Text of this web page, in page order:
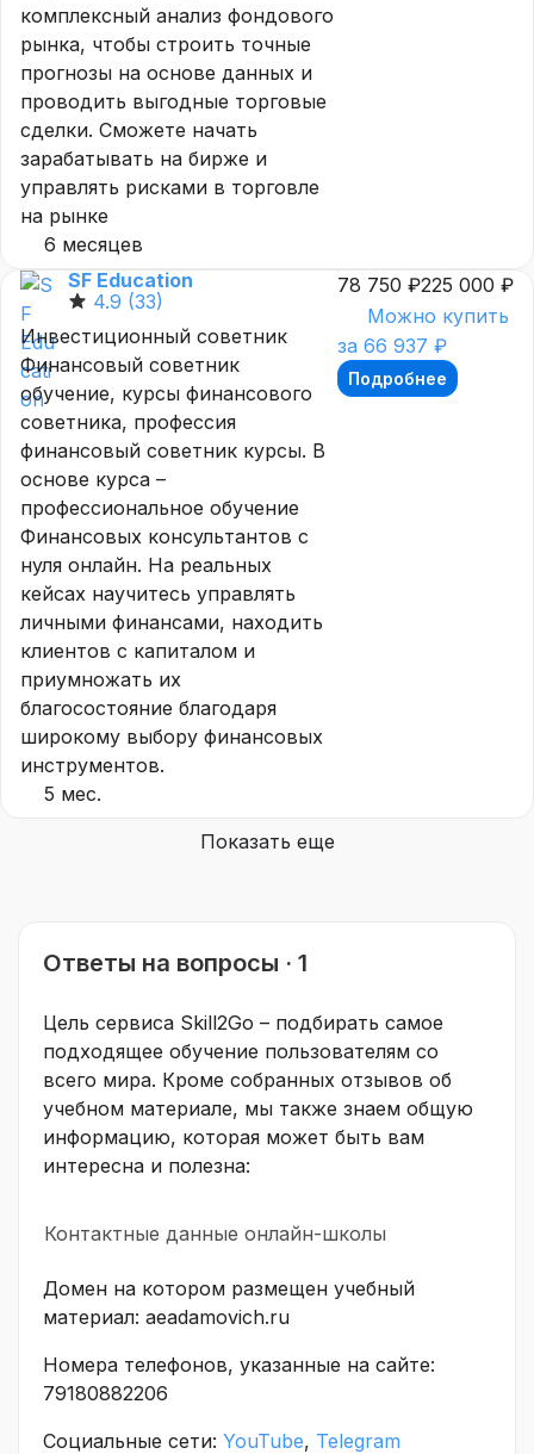
комплексный анализ фондового
рынка, чтобы строить точные
прогнозы на основе данных и
проводить выгодные торговые
сделки. Сможете начать
зарабатывать на бирже и
управлять рисками в торговле
на рынке
6 месяцев
SF Education
4.9 (33)
Инвестиционный советник
Финансовый советник
обучение, курсы финансового
советника, профессия
финансовый советник курсы. В
основе курса –
профессиональное обучение
Финансовых консультантов с
нуля онлайн. На реальных
кейсах научитесь управлять
личными финансами, находить
клиентов с капиталом и
приумножать их
благосостояние благодаря
широкому выбору финансовых
инструментов.
5 мес.
78 750 ₽225 000 ₽
Можно купить
за 66 937 ₽
Подробнее
Показать еще
Ответы на вопросы · 1
Цель сервиса Skill2Go – подбирать самое
подходящее обучение пользователям со
всего мира. Кроме собранных отзывов об
учебном материале, мы также знаем общую
информацию, которая может быть вам
интересна и полезна:
Контактные данные онлайн-школы
Домен на котором размещен учебный
материал: aeadamovich.ru
Номера телефонов, указанные на сайте:
79180882206
Социальные сети: YouTube, Telegram